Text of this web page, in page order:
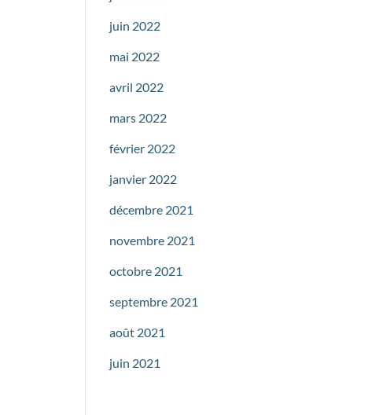
juin 2022
mai 2022
avril 2022
mars 2022
février 2022
janvier 2022
décembre 2021
novembre 2021
octobre 2021
septembre 2021
août 2021
juin 2021